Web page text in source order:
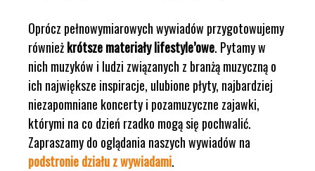
Oprócz pełnowymiarowych wywiadów przygotowujemy
równieżkrótsze materiały lifestyle’owe. Pytamy w
nich muzyków i ludzi związanych z branżą muzyczną o
ich największe inspiracje, ulubione płyty, najbardziej
niezapomniane koncerty i pozamuzyczne zajawki,
którymi na co dzień rzadko mogą się pochwalić.
Zapraszamy do oglądania naszych wywiadów na
podstronie działu z wywiadami.